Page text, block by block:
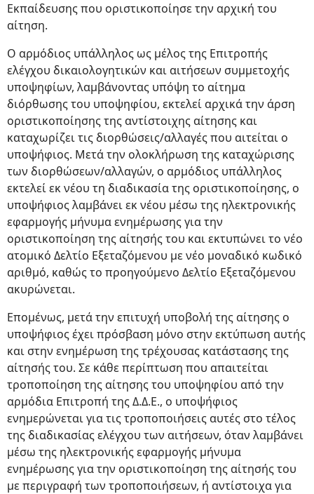
Εκπαίδευσης που οριστικοποίησε την αρχική του
αίτηση.
Ο αρμόδιος υπάλληλος ως μέλος της Επιτροπής
ελέγχου δικαιολογητικών και αιτήσεων συμμετοχής
υποψηφίων, λαμβάνοντας υπόψη το αίτημα
διόρθωσης του υποψηφίου, εκτελεί αρχικά την άρση
οριστικοποίησης της αντίστοιχης αίτησης και
καταχωρίζει τις διορθώσεις/αλλαγές που αιτείται ο
υποψήφιος. Μετά την ολοκλήρωση της καταχώρισης
των διορθώσεων/αλλαγών, ο αρμόδιος υπάλληλος
εκτελεί εκ νέου τη διαδικασία της οριστικοποίησης, ο
υποψήφιος λαμβάνει εκ νέου μέσω της ηλεκτρονικής
εφαρμογής μήνυμα ενημέρωσης για την
οριστικοποίηση της αίτησής του και εκτυπώνει το νέο
ατομικό Δελτίο Εξεταζόμενου με νέο μοναδικό κωδικό
αριθμό, καθώς το προηγούμενο Δελτίο Εξεταζόμενου
ακυρώνεται.
Επομένως, μετά την επιτυχή υποβολή της αίτησης ο
υποψήφιος έχει πρόσβαση μόνο στην εκτύπωση αυτής
και στην ενημέρωση της τρέχουσας κατάστασης της
αίτησής του. Σε κάθε περίπτωση που απαιτείται
τροποποίηση της αίτησης του υποψηφίου από την
αρμόδια Επιτροπή της Δ.Δ.Ε., ο υποψήφιος
ενημερώνεται για τις τροποποιήσεις αυτές στο τέλος
της διαδικασίας ελέγχου των αιτήσεων, όταν λαμβάνει
μέσω της ηλεκτρονικής εφαρμογής μήνυμα
ενημέρωσης για την οριστικοποίηση της αίτησής του
με περιγραφή των τροποποιήσεων, ή αντίστοιχα για